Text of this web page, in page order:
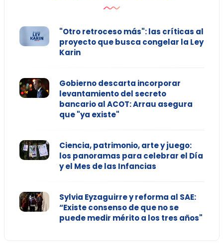
"Otro retroceso más": las críticas al
proyecto que busca congelar la Ley
Karin
Gobierno descarta incorporar
levantamiento del secreto
bancario al ACOT: Arrau asegura
que "ya existe"
Ciencia, patrimonio, arte y juego:
los panoramas para celebrar el Día
y el Mes de las Infancias
Sylvia Eyzaguirre y reforma al SAE:
“Existe consenso de que no se
puede medir mérito a los tres años"